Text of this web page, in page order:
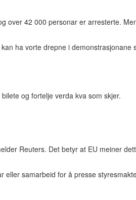
over 42 000 personar er arresterte.
ha vorte drepne i
og fortelje verda kva som skjer.
Reuters. Det betyr at EU meiner
samarbeid for å presse